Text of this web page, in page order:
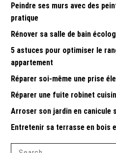
Peindre ses murs avec des
pratique
Rénover sa salle de bain
5 astuces pour optimiser le
appartement
Réparer soi-même une prise
Réparer une fuite robinet
Arroser son jardin en canicule
Entretenir sa terrasse en bois
Search